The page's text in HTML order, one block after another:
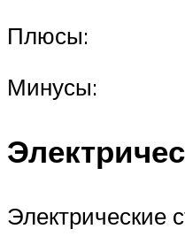
Плюсы:
Минусы:
Электрические